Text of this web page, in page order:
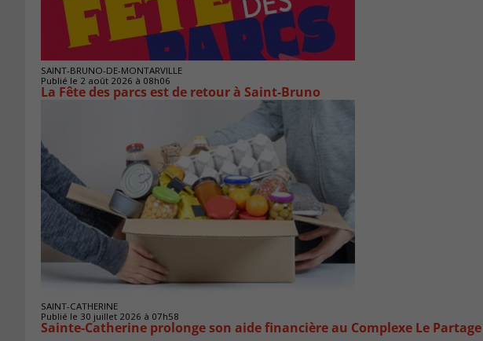
SAINT-BRUNO-DE-MONTARVILLE
Publié le 2 août 2026 à 08h06
La Fête des parcs est de retour à Saint-Bruno
SAINT-CATHERINE
Publié le 30 juillet 2026 à 07h58
Sainte-Catherine prolonge son aide financière au Complexe Le Partage